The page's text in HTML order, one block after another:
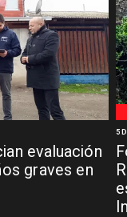
evaluación
graves en
5